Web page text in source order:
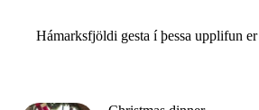
Hámarksfjöldi gesta í þessa upplifun